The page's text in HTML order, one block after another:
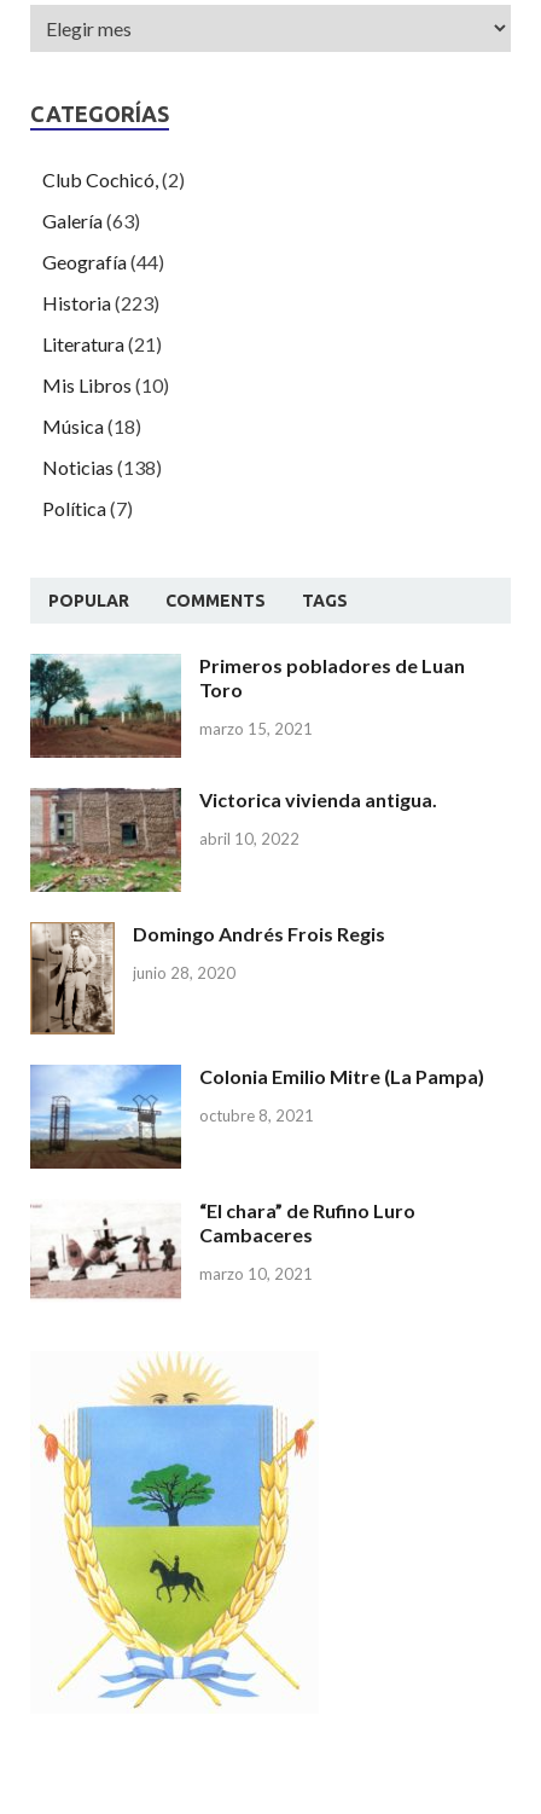
CATEGORÍAS
Club Cochicó,(2)
Galería(63)
Geografía(44)
Historia(223)
Literatura(21)
Mis Libros (10)
Música(18)
Noticias (138)
Política(7)
POPULAR COMMENTS TAGS
Primeros pobladores de Luan
Toro
marzo 15, 2021
Victorica vivienda antigua.
abril 10, 2022
Domingo Andrés Frois Regis
junio 28, 2020
Colonia Emilio Mitre (La Pampa)
octubre 8, 2021
“El chara” de Rufino Luro
Cambaceres
marzo 10, 2021